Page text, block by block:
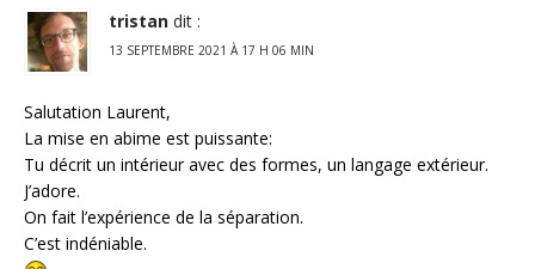
tristan dit :
13 SEPTEMBRE 2021 À 17 H 06 MIN
Salutation Laurent,
La mise en abime est puissante:
Tu décrit un intérieur avec des formes, un langage extérieur.
J’adore.
On fait l’expérience de la séparation.
C’est indéniable.